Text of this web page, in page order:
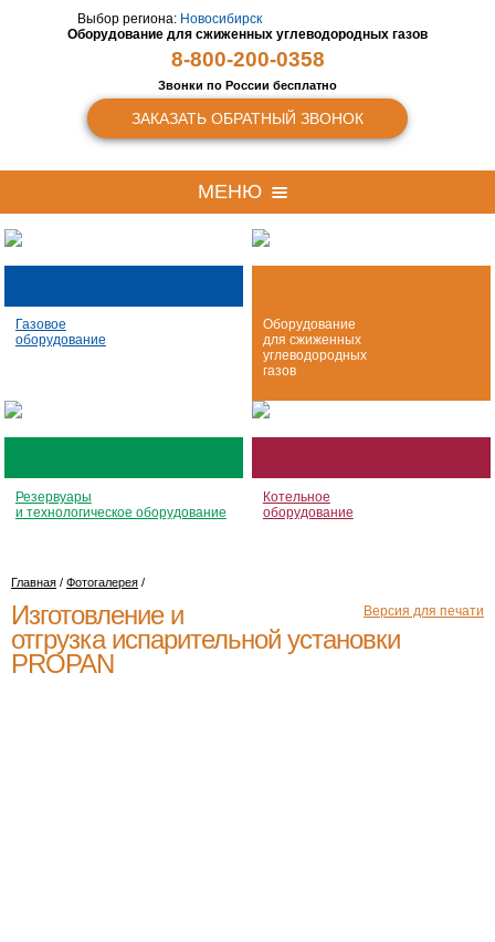
Выбор региона: Новосибирск
Оборудование для сжиженных углеводородных газов
8-800-200-0358
Звонки по России бесплатно
ЗАКАЗАТЬ ОБРАТНЫЙ ЗВОНОК
МЕНЮ
Газовое
оборудование
Оборудование
для сжиженных
углеводородных
газов
Резервуары
и технологическое оборудование
Котельное
оборудование
Главная / Фотогалерея /
Версия для печати
Изготовление и
отгрузка испарительной установки
PROPAN